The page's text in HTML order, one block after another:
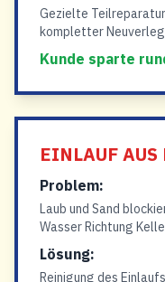
Gezielte
kompletter
Kunde sparte
EINLAUF AUS
Problem:
Laub und Sand
Wasser Richtung
Lösung:
Reinigung des